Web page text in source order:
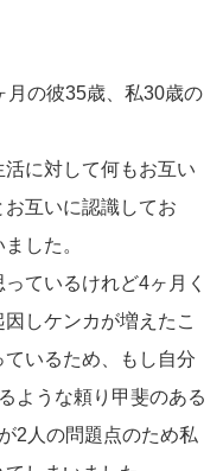
月の彼35歳、私30歳の
に対して何もお互い
互いに認識してお
した。
ているけれど4ヶ月く
しケンカが増えたこ
いるため、もし自分
ような頼り甲斐のある
2人の問題点のため私